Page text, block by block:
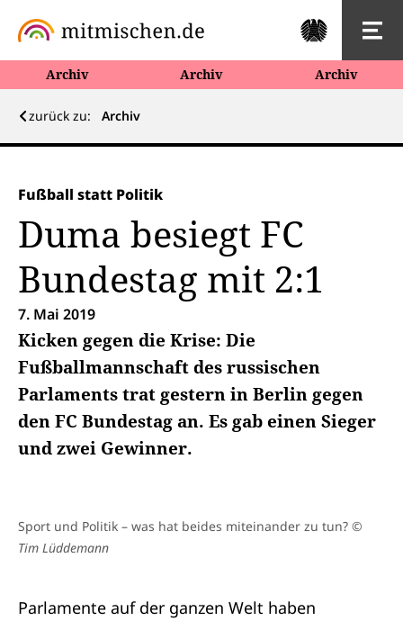
Archiv Archiv Archiv
zurück zu: Archiv
Fußball statt Politik
Duma besiegt FC
Bundestag mit 2:1
7. Mai 2019
Kicken gegen die Krise: Die
Fußballmannschaft des russischen
Parlaments trat gestern in Berlin gegen
den FC Bundestag an. Es gab einen Sieger
und zwei Gewinner.
Sport und Politik – was hat beides miteinander zu tun? ©
Tim Lüddemann
Parlamente auf der ganzen Welt haben